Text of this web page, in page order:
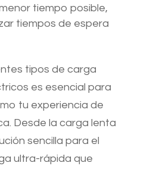
tiempo posible,
tiempos de espera
tipos de carga
es esencial para
tu experiencia de
Desde la carga lenta
sencilla para el
ultra-rápida que